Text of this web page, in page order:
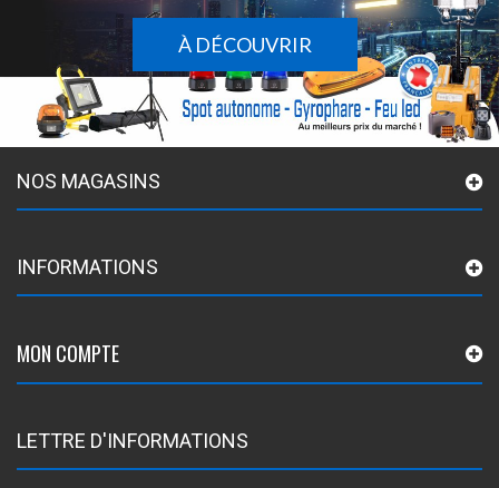
À DÉCOUVRIR
NOS MAGASINS
INFORMATIONS
MON COMPTE
LETTRE D'INFORMATIONS